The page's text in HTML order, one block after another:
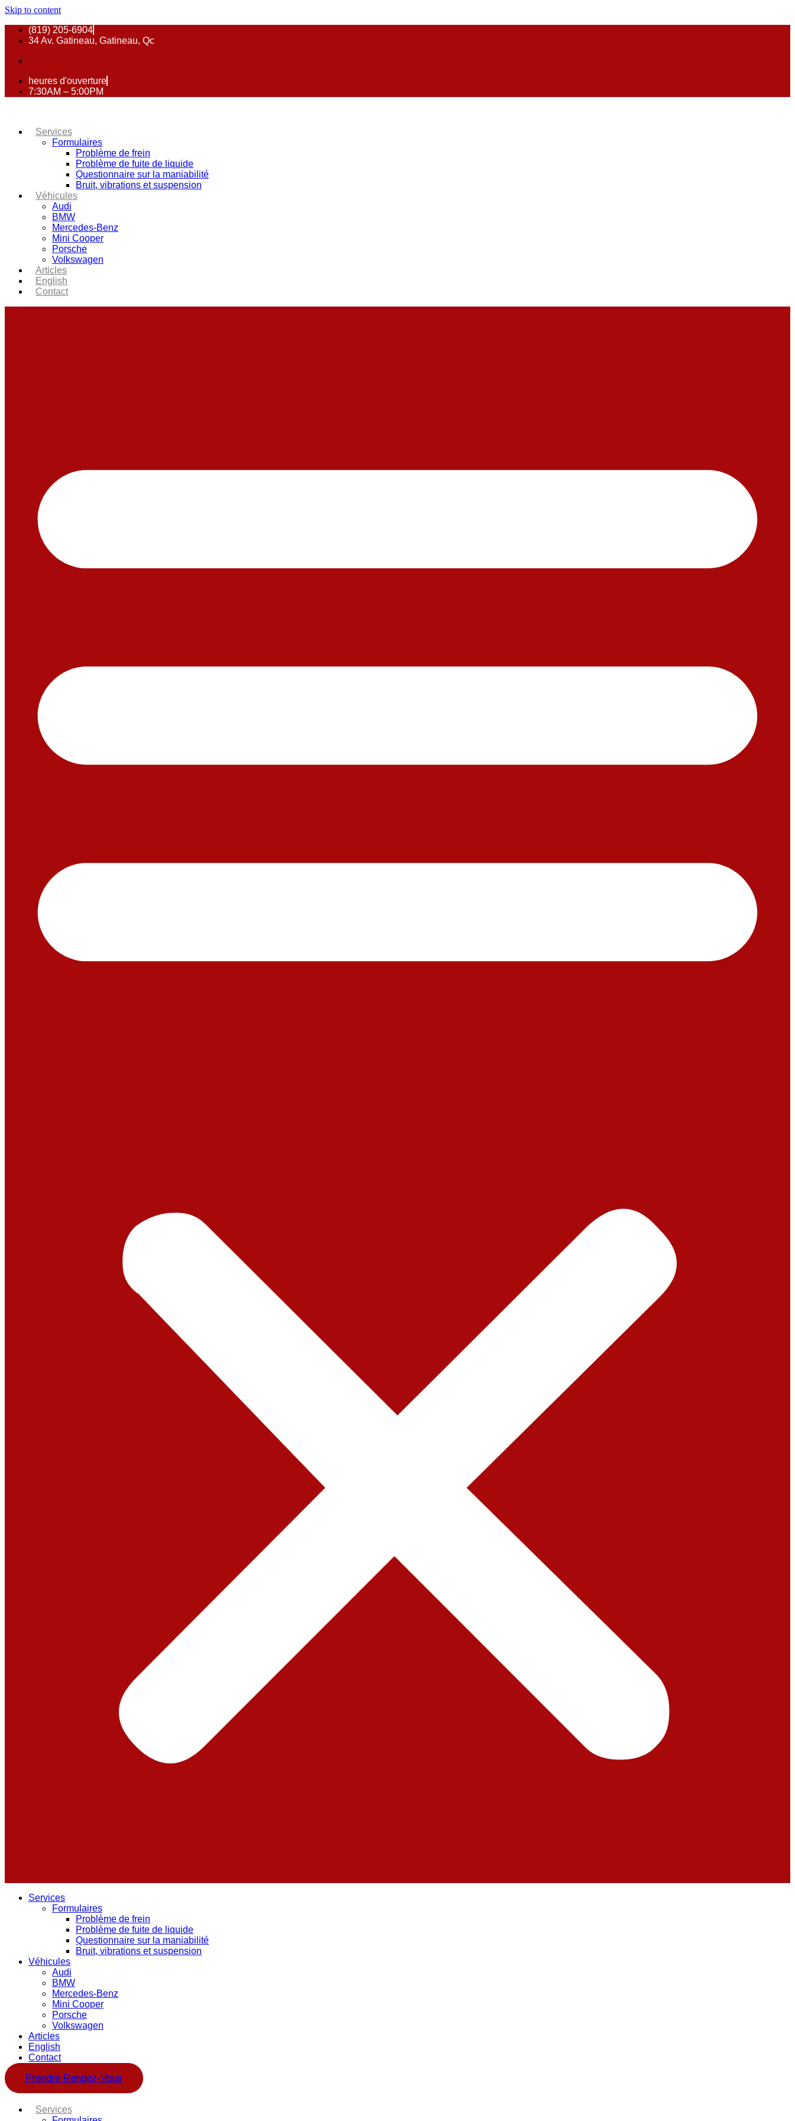
Skip to content
(819) 205-6904
34 Av. Gatineau, Gatineau, Qc
heures d'ouverture
7:30AM – 5:00PM
Services
Formulaires
Problème de frein
Problème de fuite de liquide
Questionnaire sur la maniabilité
Bruit, vibrations et suspension
Véhicules
Audi
BMW
Mercedes-Benz
Mini Cooper
Porsche
Volkswagen
Articles
English
Contact
Services
Formulaires
Problème de frein
Problème de fuite de liquide
Questionnaire sur la maniabilité
Bruit, vibrations et suspension
Véhicules
Audi
BMW
Mercedes-Benz
Mini Cooper
Porsche
Volkswagen
Articles
English
Contact
Prendre Rendez-Vous
Services